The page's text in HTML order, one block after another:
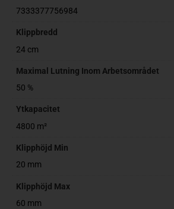
7333377756984
Klippbredd
24 cm
Maximal Lutning Inom Arbetsområdet
50 %
Ytkapacitet
4800 m²
Klipphöjd Min
20 mm
Klipphöjd Max
60 mm